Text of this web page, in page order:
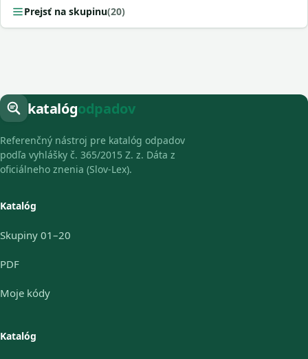
Prejsť na skupinu(20)
katalógodpadov
Referenčný nástroj pre katalóg odpadov
podľa vyhlášky č. 365/2015 Z. z. Dáta z
oficiálneho znenia (Slov-Lex).
Katalóg
Skupiny 01–20
PDF
Moje kódy
Katalóg